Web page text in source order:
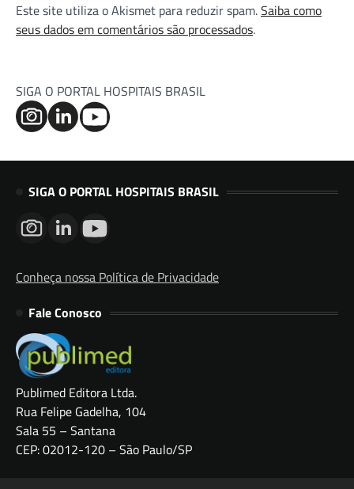
Este site utiliza o Akismet para reduzir spam.Saiba como
seus dados em comentários são processados.
SIGA O PORTAL HOSPITAIS BRASIL
SIGA O PORTAL HOSPITAIS BRASIL
Conheça nossa Política de Privacidade
Fale Conosco
Publimed Editora Ltda.
Rua Felipe Gadelha, 104
Sala 55 – Santana
CEP: 02012-120 – São Paulo/SP